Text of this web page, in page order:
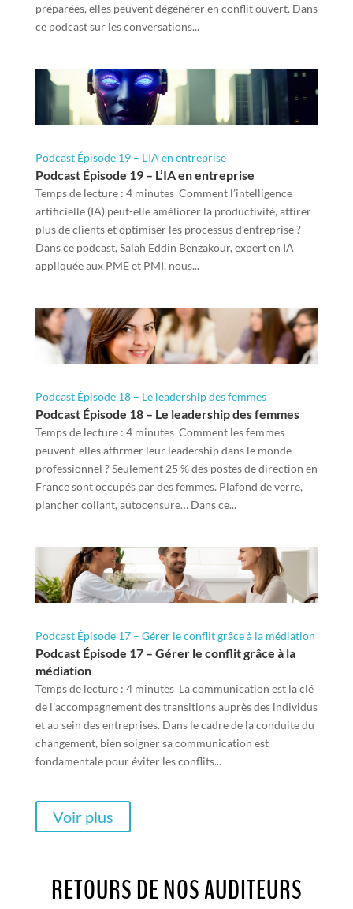
préparées, elles peuvent dégénérer en conflit ouvert. Dans
ce podcast sur les conversations...
Podcast Épisode 19 – L’IA en entreprise
Podcast Épisode 19 – L’IA en entreprise
Temps de lecture : 4 minutes Comment l’intelligence
artificielle (IA) peut-elle améliorer la productivité, attirer
plus de clients et optimiser les processus d’entreprise ?
Dans ce podcast, Salah Eddin Benzakour, expert en IA
appliquée aux PME et PMI, nous...
Podcast Épisode 18 – Le leadership des femmes
Podcast Épisode 18 – Le leadership des femmes
Temps de lecture : 4 minutes Comment les femmes
peuvent-elles affirmer leur leadership dans le monde
professionnel ? Seulement 25 % des postes de direction en
France sont occupés par des femmes. Plafond de verre,
plancher collant, autocensure… Dans ce...
Podcast Épisode 17 – Gérer le conflit grâce à la médiation
Podcast Épisode 17 – Gérer le conflit grâce à la
médiation
Temps de lecture : 4 minutes La communication est la clé
de l’accompagnement des transitions auprès des individus
et au sein des entreprises. Dans le cadre de la conduite du
changement, bien soigner sa communication est
fondamentale pour éviter les conflits...
Voir plus
RETOURS DE NOS AUDITEURS